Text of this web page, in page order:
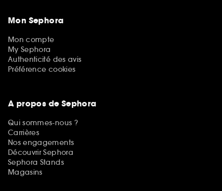
Mon Sephora
Mon compte
My Sephora
Authenticité des avis
Préférence cookies
A propos de Sephora
Qui sommes-nous ?
Carrières
Nos engagements
Découvrir Sephora
Sephora Stands
Magasins